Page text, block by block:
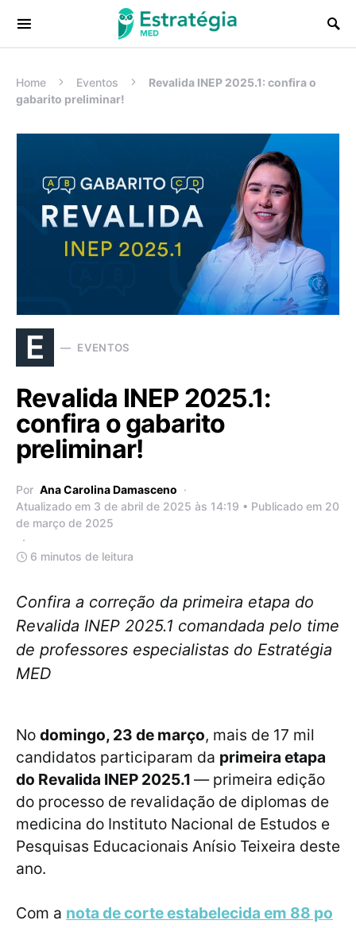
Procurar:
Home Eventos
Revalida INEP 2025.1: confira o
gabarito preliminar!
E EVENTOS
Revalida INEP 2025.1:
confira o gabarito
preliminar!
Por Ana Carolina Damasceno
Atualizado em 3 de abril de 2025 às 14:19 • Publicado em 20
de março de 2025
6 minutos de leitura
Confira a correção da primeira etapa do
Revalida INEP 2025.1 comandada pelo time
de professores especialistas do Estratégia
MED
No domingo, 23 de março, mais de 17 mil
candidatos participaram da primeira etapa
do Revalida INEP 2025.1 — primeira edição
do processo de revalidação de diplomas de
medicina do Instituto Nacional de Estudos e
Pesquisas Educacionais Anísio Teixeira deste
ano.
Com a nota de corte estabelecida em 88 po